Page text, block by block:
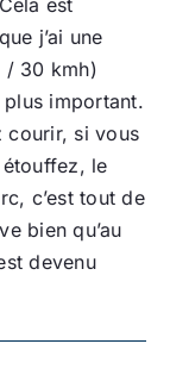
est
j’ai une
/ 30 kmh)
important.
courir, si vous
le
c’est tout de
bien qu’au
devenu